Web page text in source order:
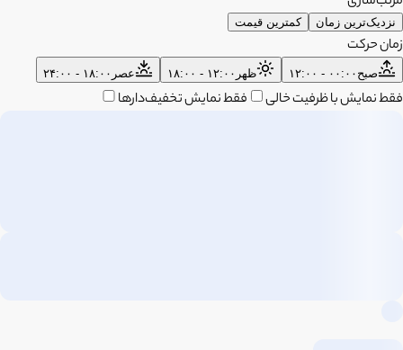
نزدیک‌ترین زمان کمترین قیمت
زمان حرکت
صبح ۰۰:۰۰ - ۱۲:۰۰ ظهر ۱۲:۰۰ - ۱۸:۰۰ عصر ۱۸:۰۰ - ۲۴:۰۰
فقط نمایش با ظرفیت خالی فقط نمایش تخفیف‌دارها